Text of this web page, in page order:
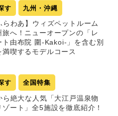
す 九州・沖縄
らわあ】ウィズペットルーム
旅へ！ニューオープンの「レ
ト由布院 圍-Kakoi-」を含む別
喫するモデルコース
す 全国特集
ら絶大な人気「大江戸温泉物
ート」全5施設を徹底紹介！